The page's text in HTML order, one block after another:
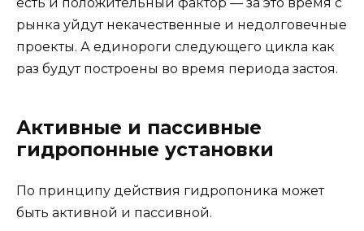
рынка уйдут некачественные и недолговечные
проекты. А единороги следующего цикла как
раз будут построены во время периода застоя.
Активные и пассивные
гидропонные установки
По принципу действия гидропоника может
быть активной и пассивной.